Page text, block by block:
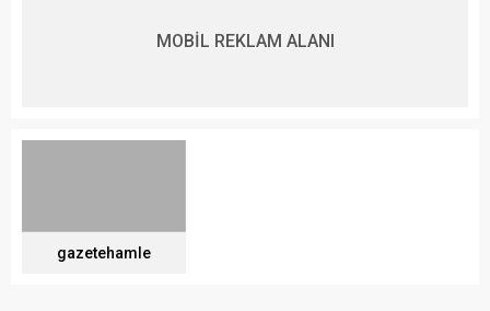
MOBİL REKLAM ALANI
gazetehamle